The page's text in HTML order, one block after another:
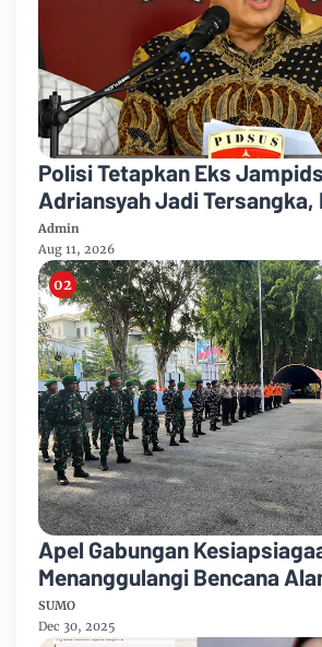
Polisi Tetapkan Eks
Adriansyah Jadi Tersangka,
Admin
Aug 11, 2026
Apel Gabungan
Menanggulangi Bencana
Bengkalis
SUMO
Dec 30, 2025